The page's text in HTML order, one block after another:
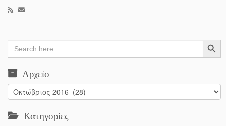
Search
for:
Search Button
Αρχείο
Αρχείο
Κατηγορίες